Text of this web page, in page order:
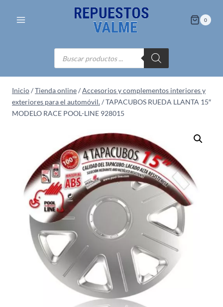
0
Búsqueda
de
productos
Inicio/Tienda online/Accesorios y complementos interiores y
exteriores para el automóvil./TAPACUBOS RUEDA LLANTA 15″
MODELO RACE POOL-LINE 928015